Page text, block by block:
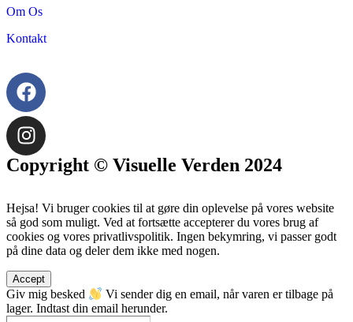
Om Os
Kontakt
Copyright © Visuelle Verden 2024
Hejsa! Vi bruger cookies til at gøre din oplevelse på vores website
så god som muligt. Ved at fortsætte accepterer du vores brug af
cookies og vores privatlivspolitik. Ingen bekymring, vi passer godt
på dine data og deler dem ikke med nogen.
Accept
Giv mig besked
Vi sender dig en email, når varen er tilbage på
lager. Indtast din email herunder.